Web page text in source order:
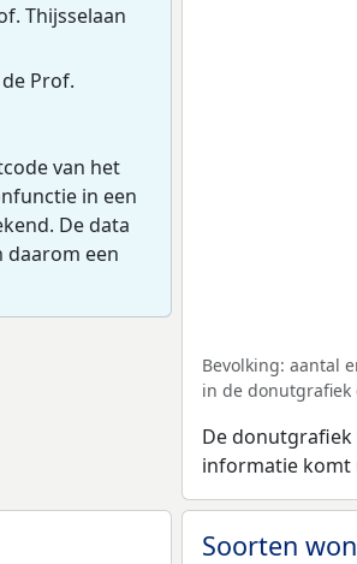
Thijsselaan
Prof.
van het
in een
De data
daarom een
Bevolking: aantal
in de donutgrafiek
De donutgrafiek
informatie komt
Soorten